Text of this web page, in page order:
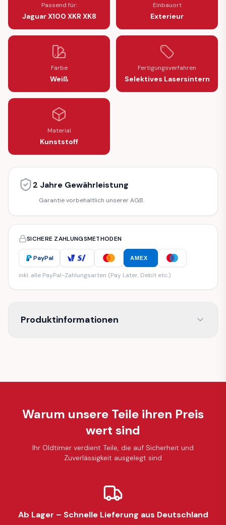
Passend für:
Jaguar X100 XKR XK8
Einbauort
Exterieur
Farbe
Weiß
Fertigungsverfahren
Selektives Lasersintern
Material
Kunststoff
2 Jahre Gewährleistung
Garantie vorbehaltlich unserer AGB.
SICHERE ZAHLUNGSMETHODEN
PayPal AMEX
inkl. alle PayPal-Zahlungsarten (Pay Later, Debit etc.)
Produktinformationen
Warum unsere Teile ihren Preis
wert sind
Ihr Oldtimer verdient Teile, die auf Sicherheit und
Zuverlässigkeit ausgelegt sind
Ab Lager – Schnelle Lieferung aus Deutschland